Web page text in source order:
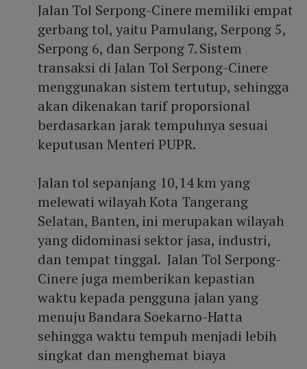
Jalan Tol Serpong-Cinere memiliki empat
gerbang tol, yaitu Pamulang, Serpong 5,
Serpong 6, dan Serpong 7. Sistem
transaksi di Jalan Tol Serpong-Cinere
menggunakan sistem tertutup, sehingga
akan dikenakan tarif proporsional
berdasarkan jarak tempuhnya sesuai
keputusan Menteri PUPR.
Jalan tol sepanjang 10,14 km yang
melewati wilayah Kota Tangerang
Selatan, Banten, ini merupakan wilayah
yang didominasi sektor jasa, industri,
dan tempat tinggal. Jalan Tol Serpong-
Cinere juga memberikan kepastian
waktu kepada pengguna jalan yang
menuju Bandara Soekarno-Hatta
sehingga waktu tempuh menjadi lebih
singkat dan menghemat biaya